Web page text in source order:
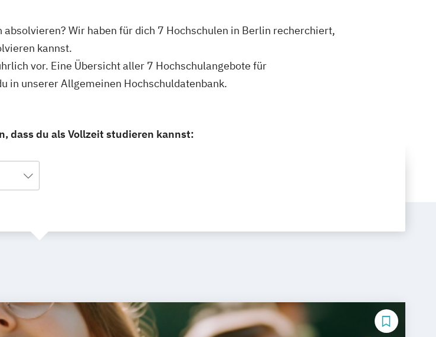
Wir haben für dich 7 Hochschulen in Berlin recherchiert,
kannst.
vor. Eine Übersicht aller 7 Hochschulangebote für
in unserer Allgemeinen Hochschuldatenbank.
dass du als Vollzeit studieren kannst: